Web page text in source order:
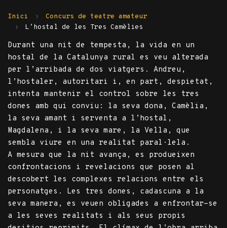
Inici
Concurs de teatre amateur
L’hostal de les Tres Camèlies
Durant una nit de tempesta, la vida en un
hostal de la Catalunya rural es veu alterada
per l’arribada de dos viatgers. Andreu,
l’hostaler, autoritari i, en part, despietat,
intenta mantenir el control sobre les tres
dones amb qui conviu: la seva dona, Camèlia,
la seva amant i serventa a l’hostal,
Magdalena, i la seva mare, la Vella, que
sembla viure en una realitat paral·lela.
A mesura que la nit avança, es produeixen
confrontacions i revelacions que posen al
descobert les complexes relacions entre els
personatges. Les tres dones, cadascuna a la
seva manera, es veuen obligades a enfrontar-se
a les seves realitats i als seus propis